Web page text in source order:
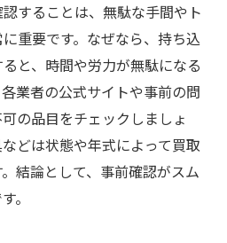
することは、無駄な手間やト
重要です。なぜなら、持ち込
と、時間や労力が無駄になる
業者の公式サイトや事前の問
の品目をチェックしましょ
どは状態や年式によって買取
結論として、事前確認がスム
。